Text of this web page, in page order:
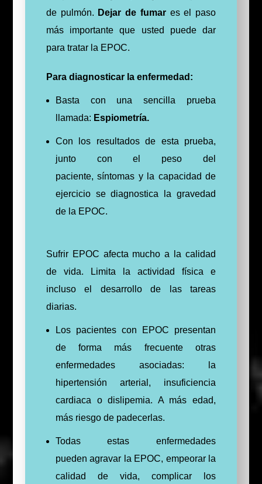
de pulmón. Dejar de fumares el paso
más importante que usted puede dar
para tratar la EPOC.
Para diagnosticar la enfermedad:
Basta con una sencilla prueba
llamada: Espiometría.
Con los resultados de esta prueba,
junto con el peso del
paciente, síntomas y la capacidad de
ejercicio se diagnostica la gravedad
de la EPOC.
Sufrir EPOC afecta mucho a la calidad
de vida. Limita la actividad física e
incluso el desarrollo de las tareas
diarias.
Los pacientes con EPOC presentan
de forma más frecuente otras
enfermedades asociadas: la
hipertensión arterial, insuficiencia
cardiaca o dislipemia. A más edad,
más riesgo de padecerlas.
Todas estas enfermedades
pueden agravar la EPOC, empeorar la
calidad de vida, complicar los